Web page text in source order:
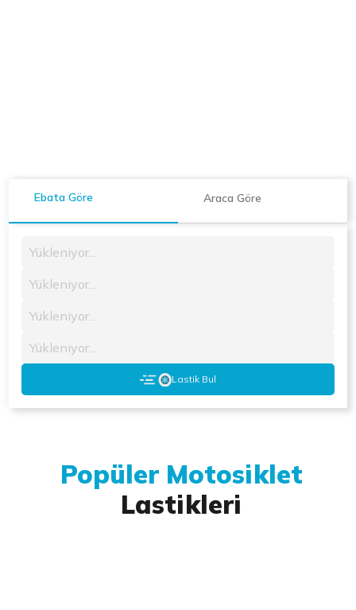
Ebata Göre Araca Göre
Yükleniyor...
Yükleniyor...
Yükleniyor...
Yükleniyor...
Lastik Bul
Popüler Motosiklet
Lastikleri